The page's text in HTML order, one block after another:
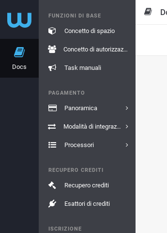
Docs
FUNZIONI DI BASE
Concetto di spazio
Concetto di autorizzazione
Task manuali
PAGAMENTO
Panoramica
Modalità di integrazione
Processori
RECUPERO CREDITI
Recupero crediti
Esattori di crediti
ISCRIZIONE